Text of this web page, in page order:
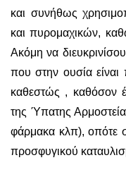
και συνήθως
και πυρομαχικών,
Ακόμη να
που στην ουσία
καθεστώς , καθόσον
της Ύπατης
φάρμακα κλπ), οπότε
προσφυγικού